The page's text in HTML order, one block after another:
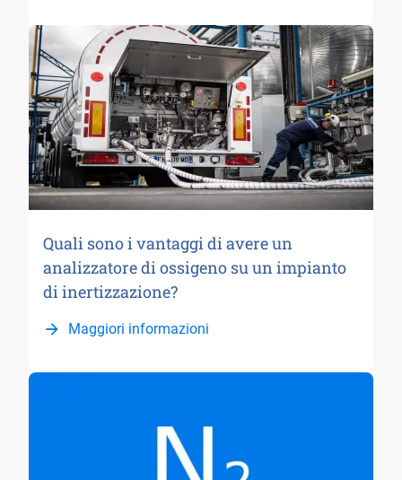
Quali sono i vantaggi di avere un
analizzatore di ossigeno su un impianto
di inertizzazione?
Maggiori informazioni